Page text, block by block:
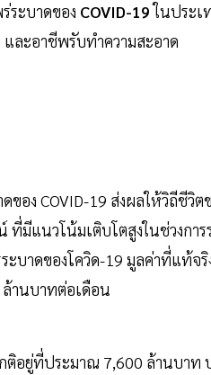
ระบาดของ COVID-19ในประเ
ละอาชีพรับทำความสะอาด
ของ COVID-19 ส่งผลให้วิถีชี
มีแนวโน้มเติบโตสูงในช่วงการ
ะบาดของโควิด-19 มูลค่าที่แท้
านบาทต่อเดือน
อยู่ที่ประมาณ 7,600 ล้านบาท